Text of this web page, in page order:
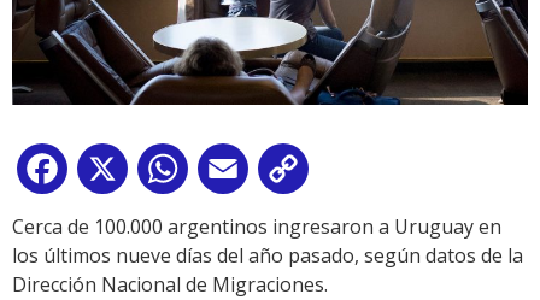
Facebook
X WhatsApp
Email
Link
Cerca de 100.000 argentinos ingresaron a Uruguay en
los últimos nueve días del año pasado, según datos de la
Dirección Nacional de Migraciones.